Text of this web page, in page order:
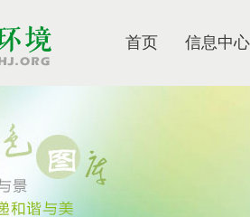
首页 信息中心